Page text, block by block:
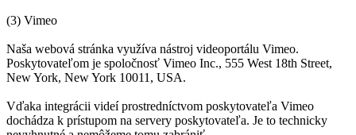
(3) Vimeo
Naša webová stránka využíva nástroj videoportálu Vimeo.
Poskytovateľom je spoločnosť Vimeo Inc., 555 West 18th Street,
New York, New York 10011, USA.
Vďaka integrácii videí prostredníctvom poskytovateľa Vimeo
dochádza k prístupom na servery poskytovateľa. Je to technicky